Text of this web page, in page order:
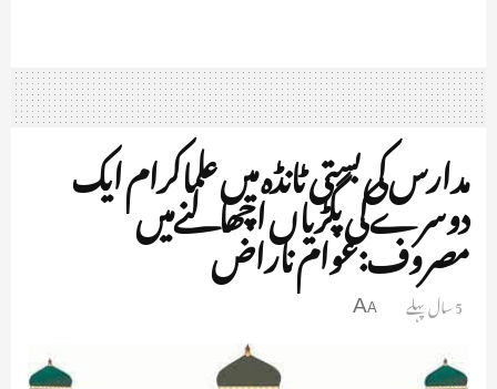
مدارس کی بستی ٹانڈہ میں علماکرام ایک
دوسرے کی پگڑیاں اچھالنےمیں
مصروف:عوام ناراض
5 سال پہلے A
A